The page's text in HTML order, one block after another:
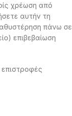
χρέωση από
αυτήν τη
πάνω σε
επιβεβαίωση